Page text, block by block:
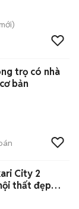
mới)
trọ có nhà
bản
City 2
thất đẹp